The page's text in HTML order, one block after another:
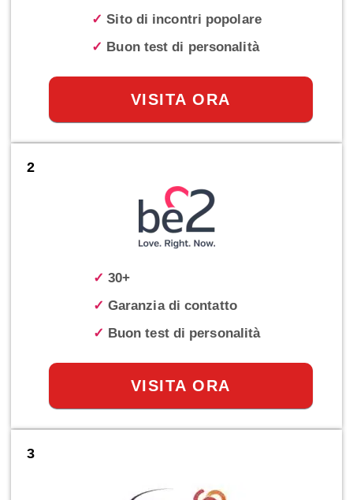
✓ Sito di incontri popolare
✓ Buon test di personalità
VISITA ORA
2
✓ 30+
✓ Garanzia di contatto
✓ Buon test di personalità
VISITA ORA
3